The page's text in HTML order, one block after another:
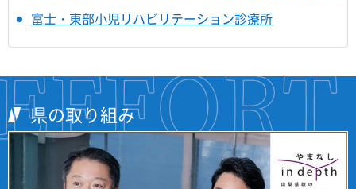
富士・東部小児リハビリテーション診療所
県の取り組み